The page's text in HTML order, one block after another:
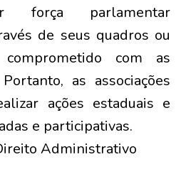
força parlamentar
de seus quadros ou
com as
as associações
ações estaduais e
e participativas.
Administrativo